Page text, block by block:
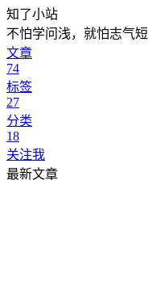
知了小站
不怕学问浅，就怕志气短
文章
74
标签
27
分类
18
关注我
最新文章